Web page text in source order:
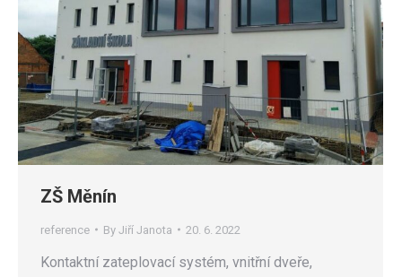
ZŠ Měnín
reference By Jiří Janota 20. 6. 2022
Kontaktní zateplovací systém, vnitřní dveře,